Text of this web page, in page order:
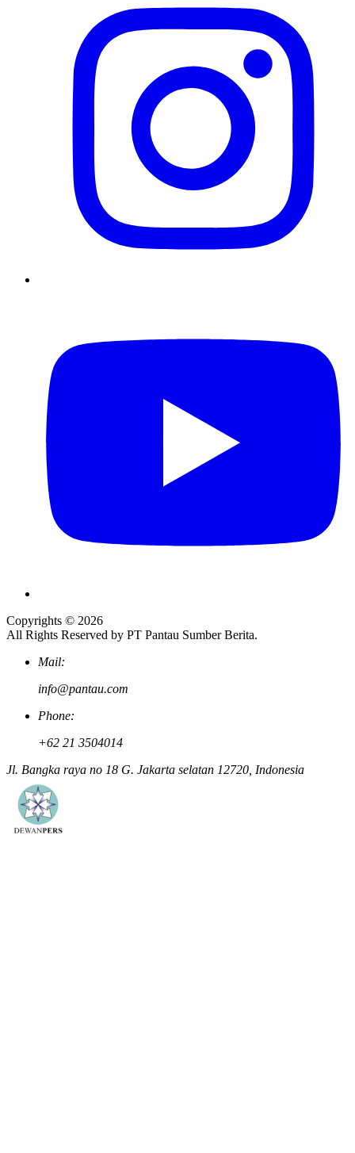
Copyrights © 2026
All Rights Reserved by PT Pantau Sumber Berita.
Mail:
info@pantau.com
Phone:
+62 21 3504014
Jl. Bangka raya no 18 G. Jakarta selatan 12720, Indonesia